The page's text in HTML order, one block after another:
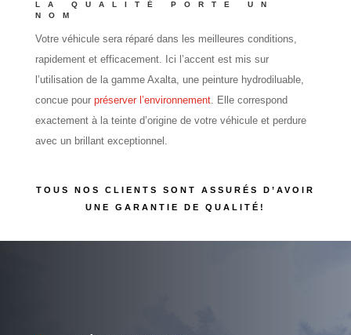
LA QUALITÉ PORTE UN
NOM
Votre véhicule sera réparé dans les meilleures conditions,
rapidement et efficacement. Ici l’accent est mis sur
l’utilisation de la gamme Axalta, une peinture hydrodiluable,
concue pour préserver l’environnement. Elle correspond
exactement à la teinte d’origine de votre véhicule et perdure
avec un brillant exceptionnel.
TOUS NOS CLIENTS SONT ASSURÉS D’AVOIR
UNE GARANTIE DE QUALITÉ!